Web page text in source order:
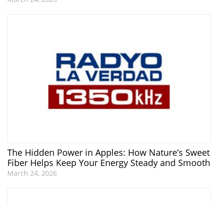
The Hidden Power in Apples: How Nature’s Sweet
Fiber Helps Keep Your Energy Steady and Smooth
March 24, 2026